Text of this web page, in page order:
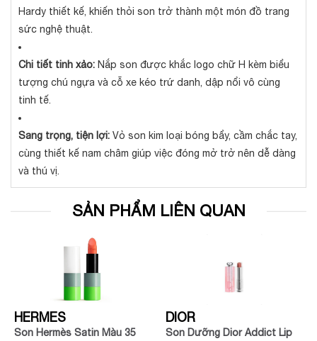
Hardy thiết kế, khiến thỏi son trở thành một món đồ trang
sức nghệ thuật.
Chi tiết tinh xảo: Nắp son được khắc logo chữ H kèm biểu
tượng chú ngựa và cỗ xe kéo trứ danh, dập nổi vô cùng
tinh tế.
Sang trọng, tiện lợi: Vỏ son kim loại bóng bẩy, cầm chắc tay,
cùng thiết kế nam châm giúp việc đóng mở trở nên dễ dàng
và thú vị.
SẢN PHẨM LIÊN QUAN
HERMES
Son Hermès Satin Màu 35
DIOR
Son Dưỡng Dior Addict Lip